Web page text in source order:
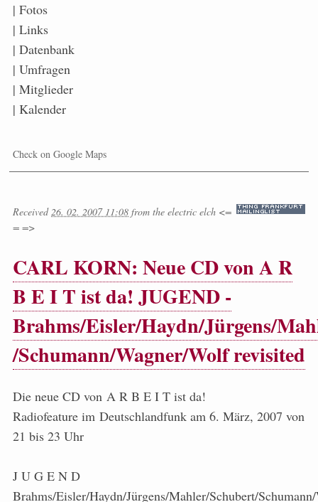
| Fotos
| Links
| Datenbank
| Umfragen
| Mitglieder
| Kalender
Check on Google Maps
Received26. 02. 2007 11:08 from the electric elch <=
= =>
CARL KORN: Neue CD von A R
B E I T ist da! JUGEND -
Brahms/Eisler/Haydn/Jürgens/
/Schumann/Wagner/Wolf revisited
Die neue CD von A R B E I T ist da!
Radiofeature im Deutschlandfunk am 6. März, 2007 von
21 bis 23 Uhr
J U G E N D
Brahms/Eisler/Haydn/Jürgens/Mahler/Schubert/